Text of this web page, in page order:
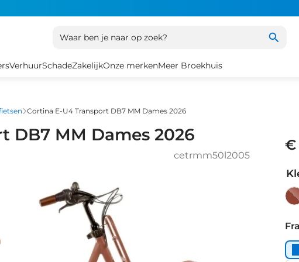
Waar ben je naar op zoek?
VerhuurSchadeZakelijkOnze merkenMeer Broekhuis
Cortina E-U4 Transport DB7 MM Dames 2026
DB7 MM Dames 2026
cetrmm50l2005
€